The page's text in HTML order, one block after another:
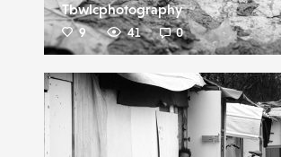
Tbwlcphotography
9 41 0